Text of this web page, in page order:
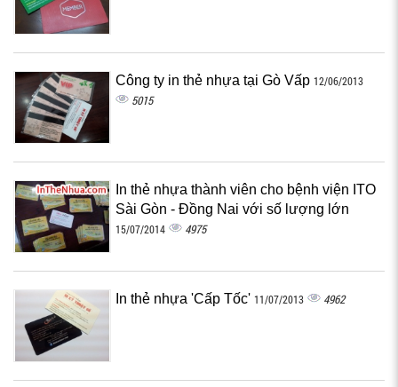
Công ty in thẻ nhựa tại Gò Vấp 12/06/2013
5015
In thẻ nhựa thành viên cho bệnh viện ITO
Sài Gòn - Đồng Nai với số lượng lớn
15/07/2014 4975
In thẻ nhựa 'Cấp Tốc' 11/07/2013 4962